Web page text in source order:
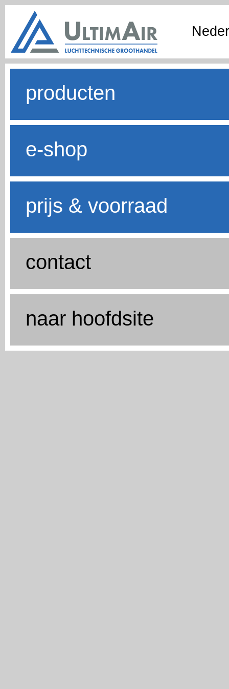
producten
e-shop
prijs & voorraad
contact
naar hoofdsite